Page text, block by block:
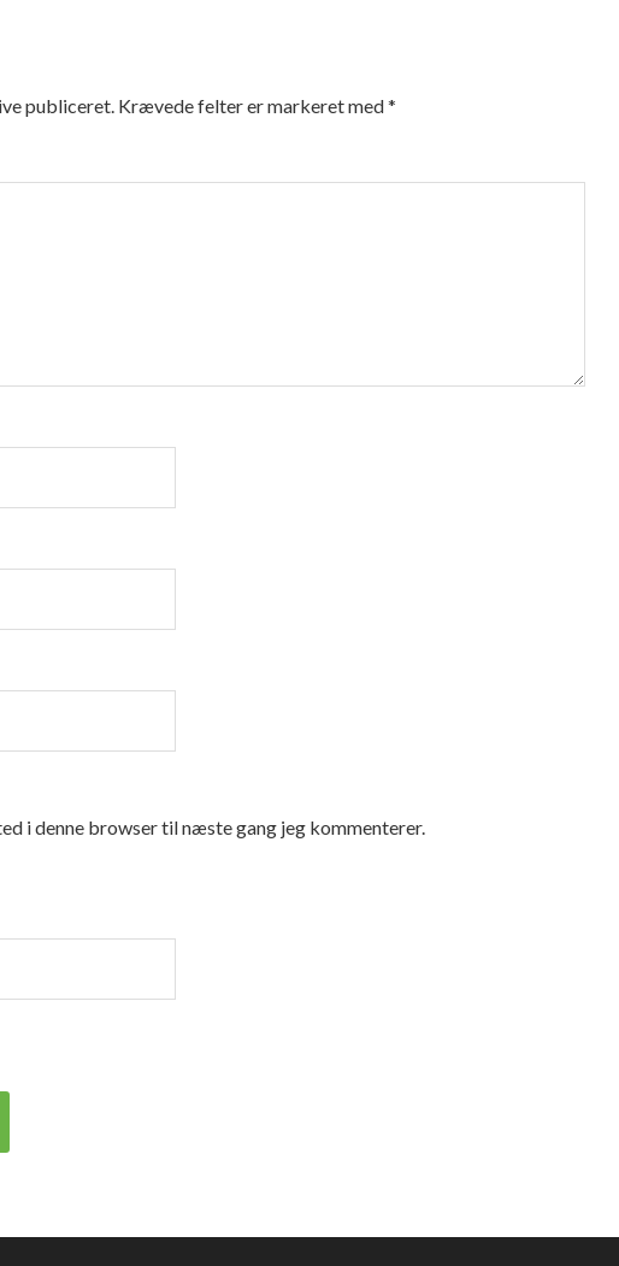
publiceret. Krævede felter er markeret med*
i denne browser til næste gang jeg kommenterer.